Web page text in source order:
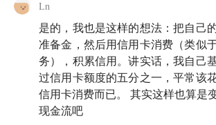
21:26建表格是为了更方便地管理信用
22:37没有那么多消费需求，为什么还
卡呢？
27:31信用卡需要做那么多攻略，傅强
Ln
是的，我也是这样的想法：把自己
准备金，然后用信用卡消费（类似
务），积累信用。讲实话，我自己
过信用卡额度的五分之一，平常该
信用卡消费而已。 其实这样也算是
现金流吧